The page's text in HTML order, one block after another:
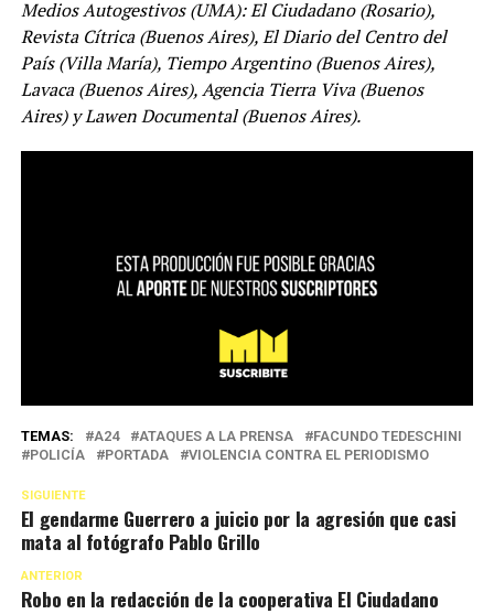
Medios Autogestivos (UMA): El Ciudadano (Rosario),
Revista Cítrica (Buenos Aires), El Diario del Centro del
País (Villa María), Tiempo Argentino (Buenos Aires),
Lavaca (Buenos Aires), Agencia Tierra Viva (Buenos
Aires) y Lawen Documental (Buenos Aires).
TEMAS: A24 ATAQUES A LA PRENSA
FACUNDO TEDESCHINI
POLICÍA
PORTADA VIOLENCIA CONTRA EL PERIODISMO
SIGUIENTE
El gendarme Guerrero a juicio por la agresión que casi
mata al fotógrafo Pablo Grillo
ANTERIOR
Robo en la redacción de la cooperativa El Ciudadano